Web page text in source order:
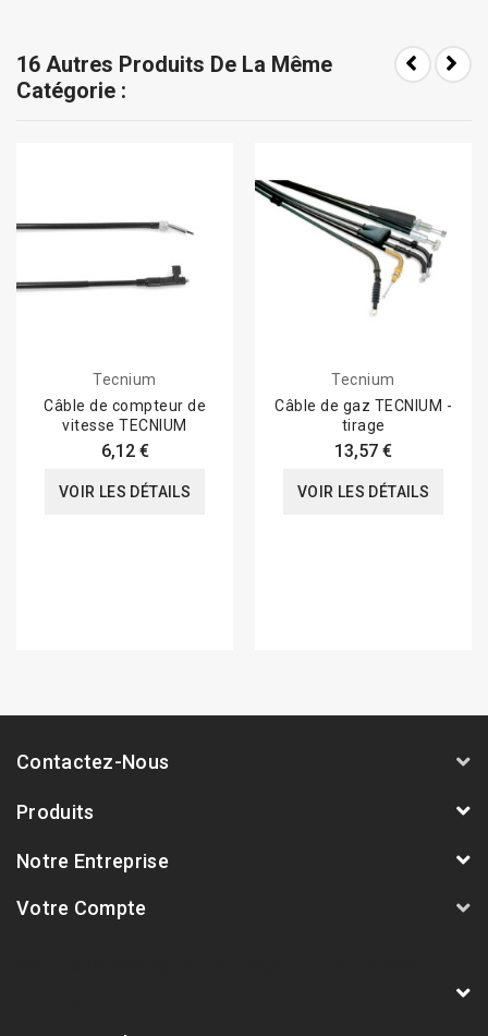
16 Autres Produits De La Même
Catégorie :
Tecnium
Câble de compteur de
vitesse TECNIUM
6,12 €
VOIR LES DÉTAILS
Tecnium
Câble de gaz TECNIUM -
tirage
13,57 €
VOIR LES DÉTAILS
Contactez-Nous
Produits
Notre Entreprise
Votre Compte